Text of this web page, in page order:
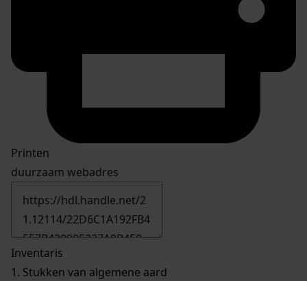
Printen
duurzaam webadres
Inventaris
1. Stukken van algemene aard